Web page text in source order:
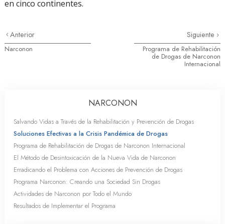
en cinco continentes.
Anterior
Narconon
Siguiente
Programa de Rehabilitación
de Drogas de Narconon
Internacional
NARCONON
Salvando Vidas a Través de la Rehabilitación y Prevención de Drogas
Soluciones Efectivas a la Crisis Pandémica de Drogas
Programa de Rehabilitación de Drogas de Narconon Internacional
El Método de Desintoxicación de la Nueva Vida de Narconon
Erradicando el Problema con Acciones de Prevención de Drogas
Programa Narconon: Creando una Sociedad Sin Drogas
Actividades de Narconon por Todo el Mundo
Resultados de Implementar el Programa